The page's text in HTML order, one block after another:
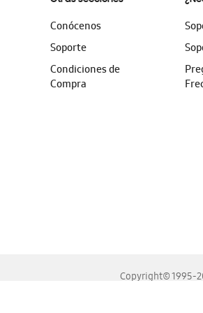
Conócenos
Soporte
Condiciones de
Compra
Copyright© 1995-